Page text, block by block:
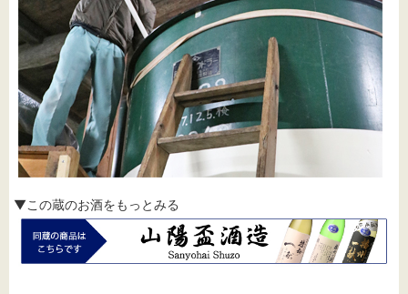
▼この蔵のお酒をもっとみる